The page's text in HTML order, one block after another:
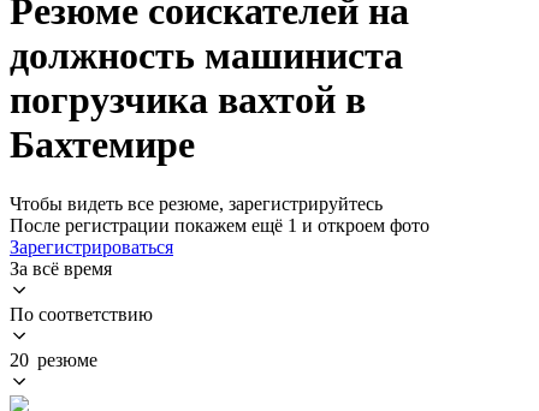
Резюме соискателей на
должность машиниста
погрузчика вахтой в
Бахтемире
Чтобы видеть все резюме, зарегистрируйтесь
После регистрации покажем ещё 1 и откроем фото
Зарегистрироваться
За всё время
По соответствию
20 резюме